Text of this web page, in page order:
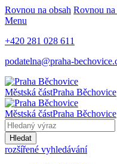
Rovnou na obsah Rovnou na
Menu
+420 281 028 611
podatelna@praha-
Městská částPraha Běchovice
Městská částPraha Běchovice
Hledat
rozšířené vyhledávání